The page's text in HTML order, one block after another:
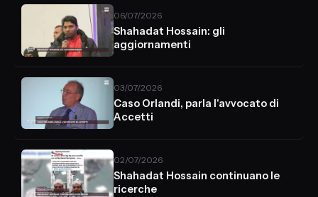
06/07/2026
Shahadat Hossain: gli
aggiornamenti
03/07/2026
Caso Orlandi, parla l'avvocato di
Accetti
02/07/2026
Shahadat Hossain continuano le
ricerche